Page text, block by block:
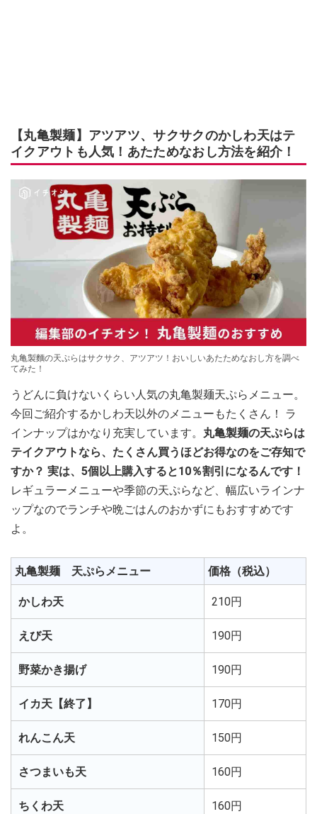
【丸亀製麺】アツアツ、サクサクのかしわ天はテ
イクアウトも人気！あたためなおし方法を紹介！
丸亀製麵の天ぷらはサクサク、アツアツ！おいしいあたためなおし方を調べ
てみた！
うどんに負けないくらい人気の丸亀製麺天ぷらメニュー。
今回ご紹介するかしわ天以外のメニューもたくさん！ ラ
インナップはかなり充実しています。 丸亀製麺の天ぷらは
テイクアウトなら、たくさん買うほどお得なのをご存知で
すか？ 実は、5個以上購入すると10％割引になるんです！
レギュラーメニューや季節の天ぷらなど、幅広いラインナ
ップなのでランチや晩ごはんのおかずにもおすすめです
よ。
丸亀製麺 天ぷらメニュー 価格（税込）
かしわ天 210円
えび天 190円
野菜かき揚げ 190円
イカ天【終了】 170円
れんこん天 150円
さつまいも天 160円
ちくわ天 160円